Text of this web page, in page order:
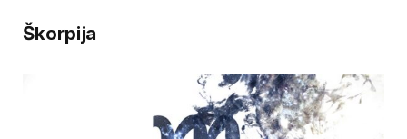
Škorpija